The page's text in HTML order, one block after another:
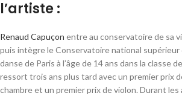
l’artiste :
Renaud Capuçon entre au conservatoire de sa
puis intègre le Conservatoire national supérieur
danse de Paris à l’âge de 14 ans dans la classe
ressort trois ans plus tard avec un premier prix
chambre et un premier prix de violon. Durant les